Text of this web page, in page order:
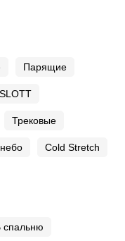
Парящие
SLOTT
Трековые
Cold Stretch
спальню